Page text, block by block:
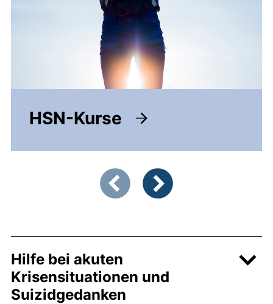
HSN-Kurse
Zeigt Folie 1 von 4
Hilfe bei akuten
Krisensituationen und
Suizidgedanken